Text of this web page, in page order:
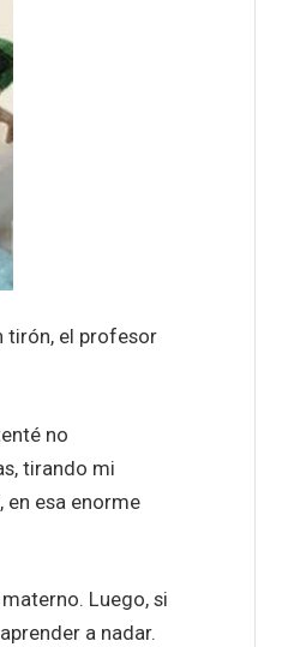
tirón, el profesor
no
tirando mi
en esa enorme
Luego, si
a nadar.